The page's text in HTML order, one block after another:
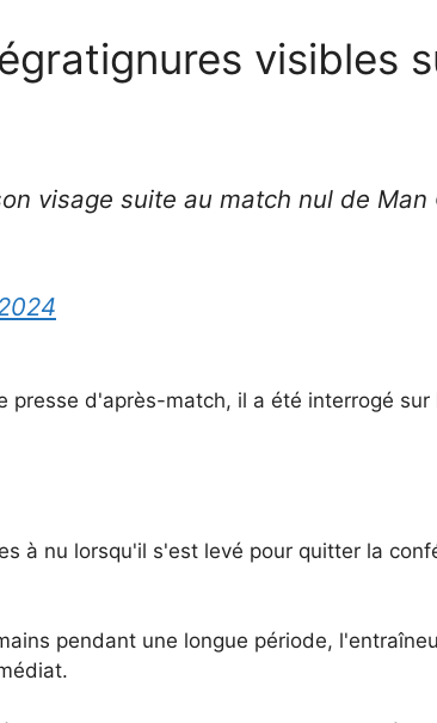
visibles
visage suite au match nul de Man
d'après-match, il a été interrogé sur
à nu lorsqu'il s'est levé pour quitter la
pendant une longue période,